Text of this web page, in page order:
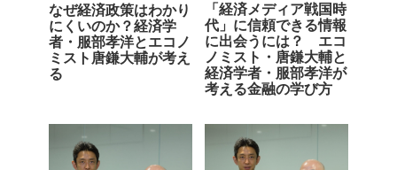
なぜ経済政策はわかり
にくいのか？経済学
者・服部孝洋とエコノ
ミスト唐鎌大輔が考え
る
「経済メディア戦国時
代」に信頼できる情報
に出会うには？ エコ
ノミスト・唐鎌大輔と
経済学者・服部孝洋が
考える金融の学び方